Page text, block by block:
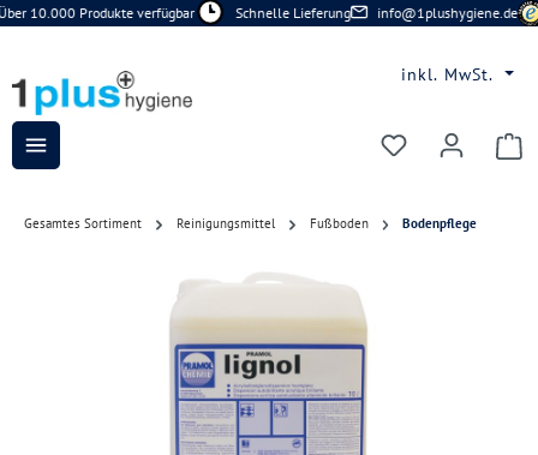
Zum Hauptinhalt springen
10.000 Produkte verfügbar Schnelle Lieferung info@1plushygiene.de
inkl. MwSt.
Du hast 0
Gesamtes Sortiment Reinigungsmittel Fußboden Bodenpflege
Bildergalerie überspringen